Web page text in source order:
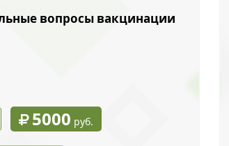
вопросы вакцинации
5000 руб.